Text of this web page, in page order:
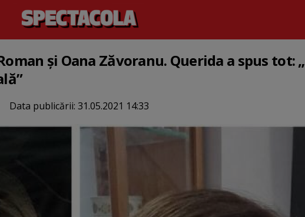
și Oana Zăvoranu. Querida a spus tot:
Data publicării: 31.05.2021 14:33